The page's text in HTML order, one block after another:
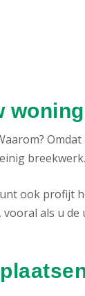
breekwerk.
ook profijt
vooral als u